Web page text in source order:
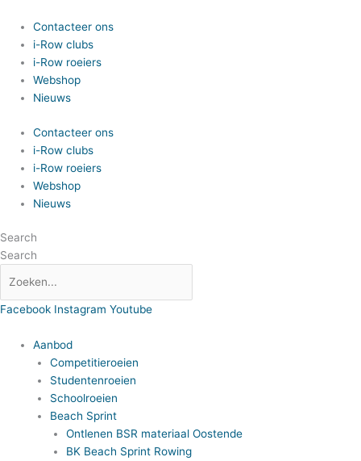
naar
inhoud
Contacteer ons
i-Row clubs
i-Row roeiers
Webshop
Nieuws
Contacteer ons
i-Row clubs
i-Row roeiers
Webshop
Nieuws
Search
Search
Facebook Instagram Youtube
Aanbod
Competitieroeien
Studentenroeien
Schoolroeien
Beach Sprint
Ontlenen BSR materiaal Oostende
BK Beach Sprint Rowing